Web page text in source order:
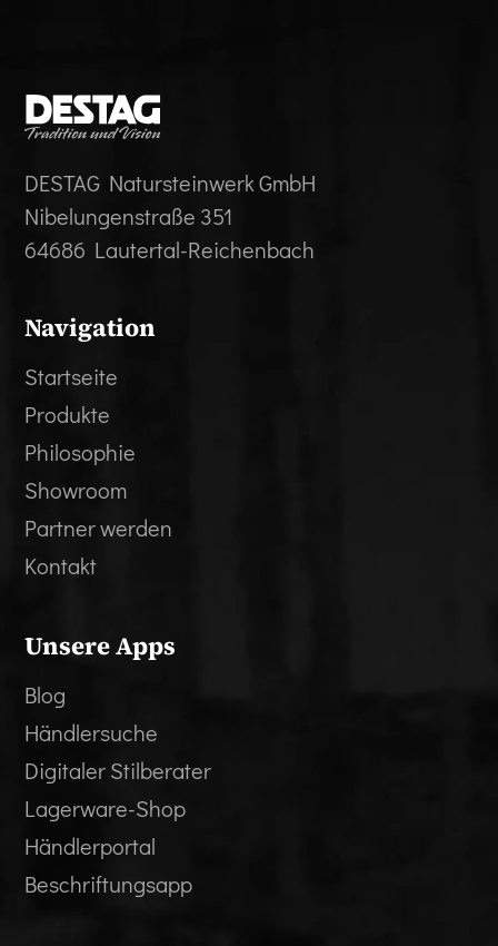
DESTAG Natursteinwerk GmbH
Nibelungenstraße 351
64686 Lautertal-Reichenbach
Navigation
Startseite
Produkte
Philosophie
Showroom
Partner werden
Kontakt
Unsere Apps
Blog
Händlersuche
Digitaler Stilberater
Lagerware-Shop
Händlerportal
Beschriftungsapp